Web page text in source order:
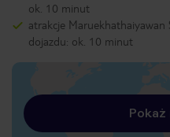
ok. 10 minut
atrakcje Maruekhathaiyawan
dojazdu: ok. 10 minut
Pokaż